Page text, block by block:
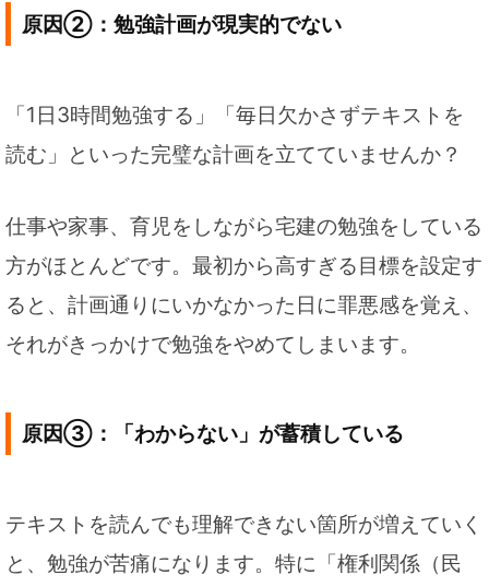
原因②：勉強計画が現実的でない
「1日3時間勉強する」「毎日欠かさずテキストを
読む」といった完璧な計画を立てていませんか？
仕事や家事、育児をしながら宅建の勉強をしている
方がほとんどです。最初から高すぎる目標を設定す
ると、計画通りにいかなかった日に罪悪感を覚え、
それがきっかけで勉強をやめてしまいます。
原因③：「わからない」が蓄積している
テキストを読んでも理解できない箇所が増えていく
と、勉強が苦痛になります。特に「権利関係（民